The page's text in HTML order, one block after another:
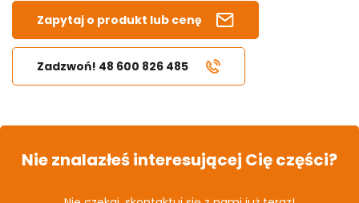
Zapytaj o produkt lub cenę
Zadzwoń! 48 600 826 485
Nie znalazłeś interesującej Cię części?